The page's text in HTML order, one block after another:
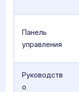
Панель
управления
Руководств
о